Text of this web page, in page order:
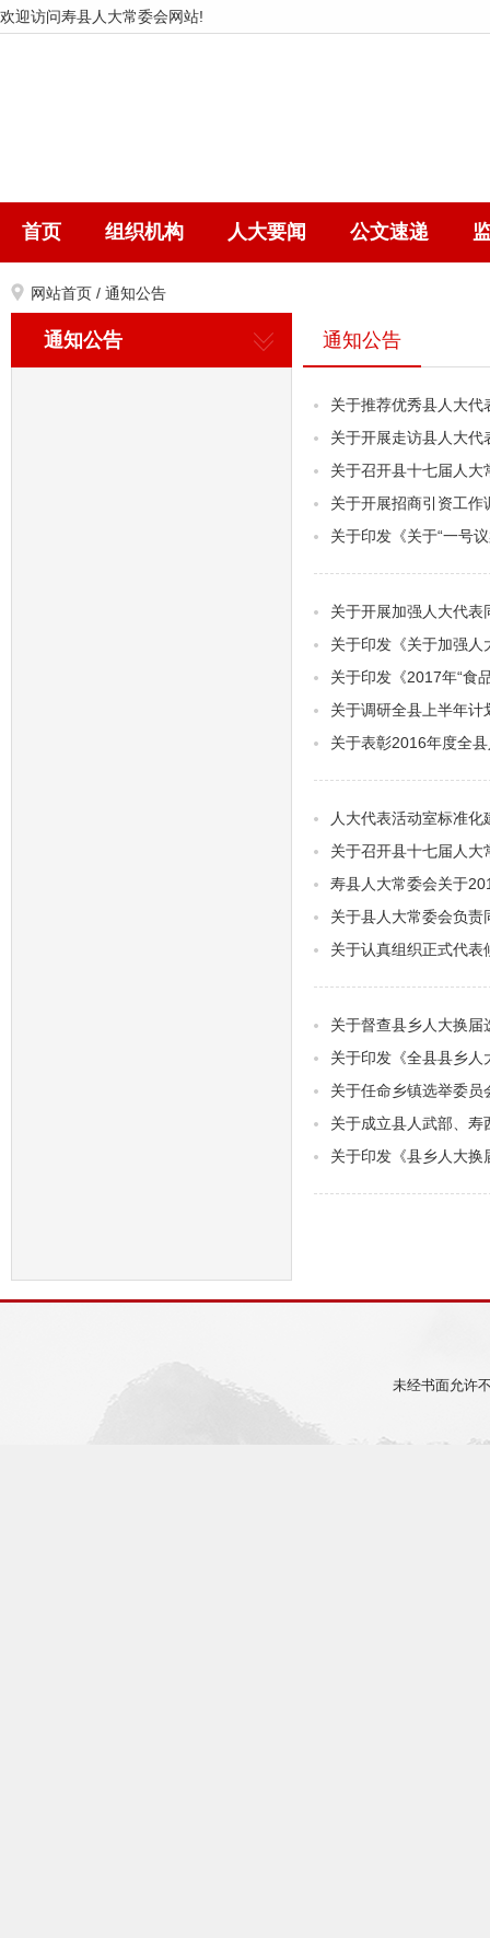
欢迎访问寿县人大常委会网站!
首页 组织机构 人大要闻 公文速递
网站首页 / 通知公告
通知公告 通知公告
关于推荐优秀县人大
关于开展走访县人大代
关于召开县十七届人
关于开展招商引资工作
关于印发《关于“一号
关于开展加强人大代
关于印发《关于加强
关于印发《2017年“食
关于调研全县上半年
关于表彰2016年度全
人大代表活动室标准化
关于召开县十七届人
寿县人大常委会关于
关于县人大常委会负责
关于认真组织正式代
关于督查县乡人大换届
关于印发《全县县乡
关于任命乡镇选举委员
关于成立县人武部、
关于印发《县乡人大
未经书面允许